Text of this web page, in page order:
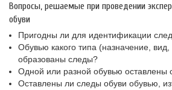
Вопросы, решаемые при проведении
обуви
Пригодны ли для идентификации
Обувью какого типа (назначение,
образованы следы?
Одной или разной обувью оставлены
Оставлены ли следы обуви обувью,